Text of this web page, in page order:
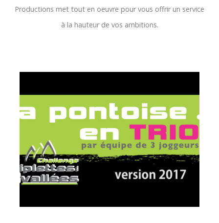
Productions met tout en oeuvre pour vous offrir un service
à la hauteur de vos ambitions.